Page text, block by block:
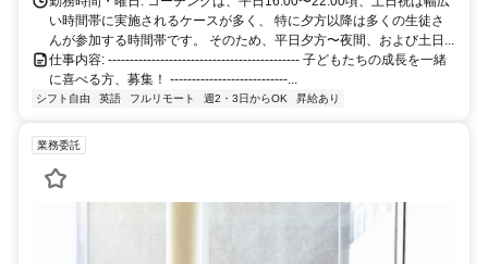
い時間帯に実施されるケースが多く、 特に夕方以降は多くの生徒さ
んが参加する時間帯です。 そのため、平日夕方〜夜間、および土日...
仕事内容: -------------------------------------------- 子どもたちの成長を一緒
に喜べる方、募集！ ---------------------------...
シフト自由 英語 フルリモート 週2・3日からOK 昇給あり
業務委託